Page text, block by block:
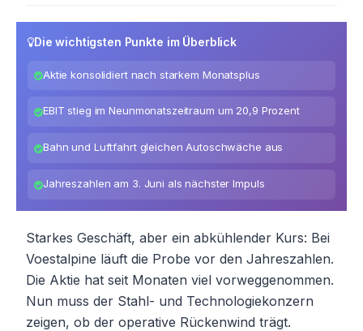
Die wichtigsten Punkte im Überblick
Aktie konsolidiert nach starkem Monatsplus
EBIT stieg im Neunmonatszeitraum um 20,9 Prozent
Bahn und Luftfahrt gleichen Autoschwäche aus
Jahreszahlen am 3. Juni als nächster Impuls
Starkes Geschäft, aber ein abkühlender Kurs: Bei
Voestalpine läuft die Probe vor den Jahreszahlen.
Die Aktie hat seit Monaten viel vorweggenommen.
Nun muss der Stahl- und Technologiekonzern
zeigen, ob der operative Rückenwind trägt.